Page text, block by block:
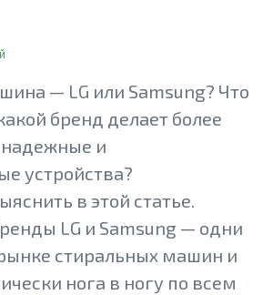
— LG или Samsung? Что
бренд делает более
надежные и
устройства?
в этой статье.
LG и Samsung — одни
стиральных машин и
нога в ногу по всем